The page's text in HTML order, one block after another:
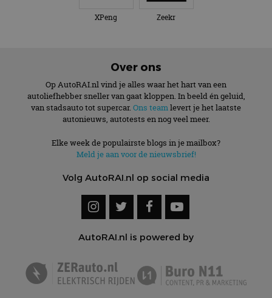
XPeng Zeekr
Over ons
Op AutoRAI.nl vind je alles waar het hart van een
autoliefhebber sneller van gaat kloppen. In beeld én geluid,
van stadsauto tot supercar. Ons teamlevert je het laatste
autonieuws, autotests en nog veel meer.
Elke week de populairste blogs in je mailbox?
Meld je aan voor de nieuwsbrief!
Volg AutoRAI.nl op social media
AutoRAI.nl is powered by